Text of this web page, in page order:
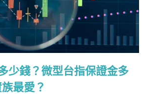
少錢？微型台指保證金多
最愛？